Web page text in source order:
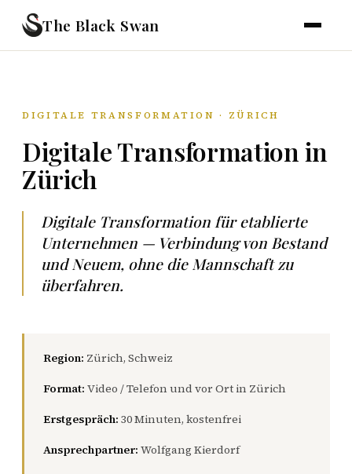
The Black Swan
DIGITALE TRANSFORMATION · ZÜRICH
Digitale Transformation in
Zürich
Digitale Transformation für etablierte
Unternehmen — Verbindung von Bestand
und Neuem, ohne die Mannschaft zu
überfahren.
Region: Zürich, Schweiz
Format: Video / Telefon und vor Ort in Zürich
Erstgespräch: 30 Minuten, kostenfrei
Ansprechpartner: Wolfgang Kierdorf